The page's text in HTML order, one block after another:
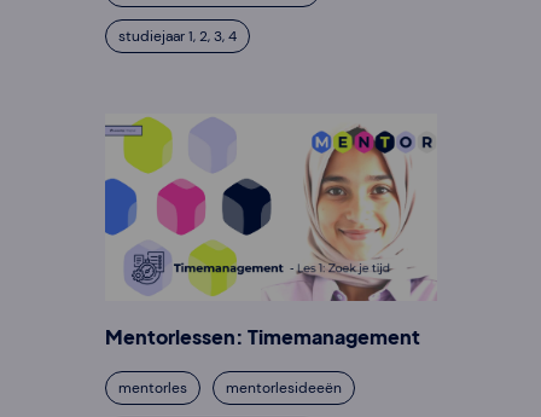
studiejaar 1, 2, 3, 4
Mentorlessen: Timemanagement
mentorles mentorlesideeën